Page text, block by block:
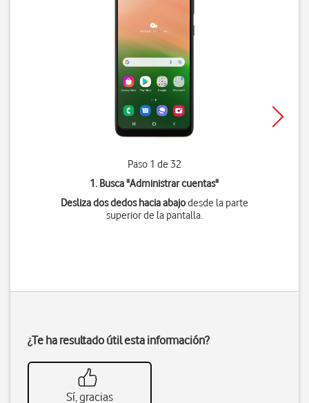
Paso 1 de 32
1. Busca "Administrar cuentas"
Desliza dos dedos hacia abajodesde la parte
superior de la pantalla.
¿Te ha resultado útil esta información?
Sí, gracias